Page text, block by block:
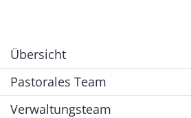
Übersicht
Pastorales Team
Verwaltungsteam